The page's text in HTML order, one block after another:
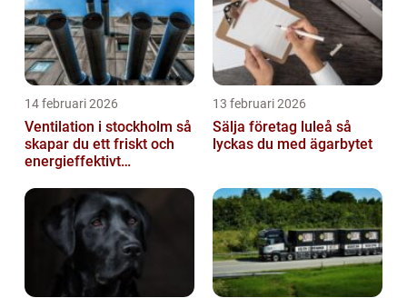
14 februari 2026
Ventilation i stockholm så
skapar du ett friskt och
energieffektivt
13 februari 2026
Sälja företag luleå så
lyckas du med ägarbytet